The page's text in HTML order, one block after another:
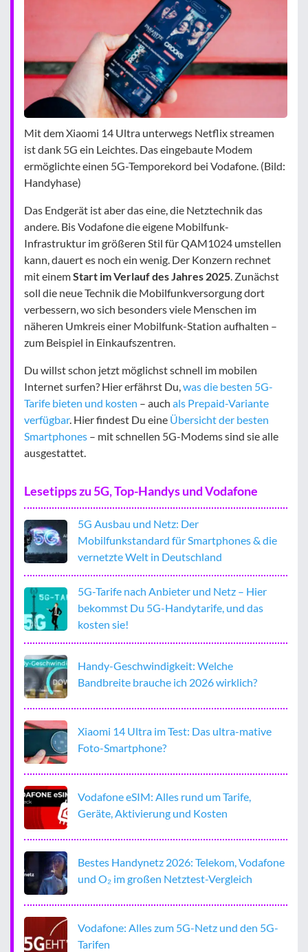
Mit dem Xiaomi 14 Ultra unterwegs Netflix streamen
ist dank 5G ein Leichtes. Das eingebaute Modem
ermöglichte einen 5G-Temporekord bei Vodafone. (Bild:
Handyhase)
Das Endgerät ist aber das eine, die Netztechnik das
andere. Bis Vodafone die eigene Mobilfunk-
Infrastruktur im größeren Stil für QAM1024 umstellen
kann, dauert es noch ein wenig. Der Konzern rechnet
mit einemStart im Verlauf des Jahres 2025. Zunächst
soll die neue Technik die Mobilfunkversorgung dort
verbessern, wo sich besonders viele Menschen im
näheren Umkreis einer Mobilfunk-Station aufhalten –
zum Beispiel in Einkaufszentren.
Du willst schon jetzt möglichst schnell im mobilen
Internet surfen? Hier erfährst Du,was die besten 5G-
Tarife bieten und kosten – auch als Prepaid-Variante
verfügbar. Hier findest Du eine Übersicht der besten
Smartphones – mit schnellen 5G-Modems sind sie alle
ausgestattet.
Lesetipps zu 5G, Top-Handys und Vodafone
5G Ausbau und Netz: Der
Mobilfunkstandard für Smartphones & die
vernetzte Welt in Deutschland
5G-Tarife nach Anbieter und Netz – Hier
bekommst Du 5G-Handytarife, und das
kosten sie!
Handy-Geschwindigkeit: Welche
Bandbreite brauche ich 2026 wirklich?
Xiaomi 14 Ultra im Test: Das ultra-mative
Foto-Smartphone?
Vodafone eSIM: Alles rund um Tarife,
Geräte, Aktivierung und Kosten
Bestes Handynetz 2026: Telekom, Vodafone
und O₂ im großen Netztest-Vergleich
Vodafone: Alles zum 5G-Netz und den 5G-
Tarifen